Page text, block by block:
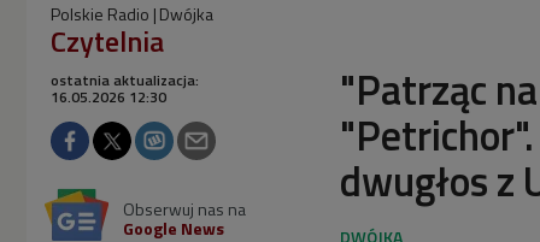
Polskie Radio Dwójka
Czytelnia
"Patrząc
dwugłos z
ostatnia aktualizacja:
16.05.2026 12:30
Obserwuj nas na
Google News